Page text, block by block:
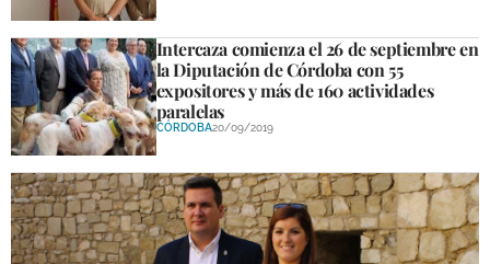
Intercaza comienza el 26 de septiembre en
la Diputación de Córdoba con 55
expositores y más de 160 actividades
paralelas
CÓRDOBA20/09/2019